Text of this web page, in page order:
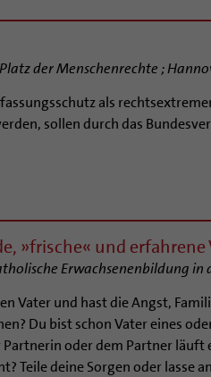
der Menschenrechte ;
als
sollen durch das
»frische« und erfahrene
Erwachsenenbildung in
Vater und hast die Angst,
Du bist schon Vater eines
oder dem Partner läuft
Teile deine Sorgen oder lasse